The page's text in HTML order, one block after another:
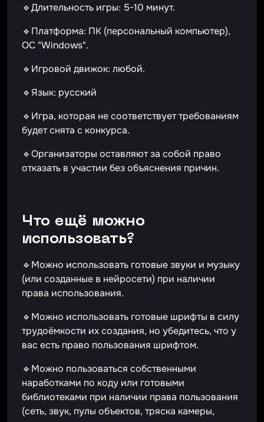
🔹Длительность игры: 5-10 минут.
🔹Платформа: ПК (персональный компьютер),
ОС "Windows".
🔹Игровой движок: любой.
🔹Язык: русский
🔹Игра, которая не соответствует требованиям
будет снята с конкурса.
🔹Организаторы оставляют за собой право
отказать в участии без объяснения причин.
Что ещё можно
использовать?
🔹Можно использовать готовые звуки и музыку
(или созданные в нейросети) при наличии
права использования.
🔹Можно использовать готовые шрифты в силу
трудоёмкости их создания, но убедитесь, что у
вас есть право пользования шрифтом.
🔹Можно пользоваться собственными
наработками по коду или готовыми
библиотеками при наличии права пользования
(сеть, звук, пулы объектов, тряска камеры,